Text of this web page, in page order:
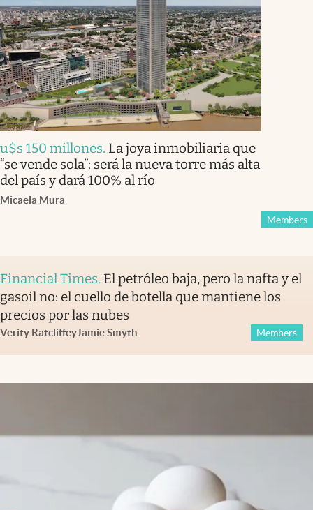
u$s 150 millones. La joya inmobiliaria que
“se vende sola”: será la nueva torre más alta
del país y dará 100% al río
Micaela Mura
Members
Financial Times. El petróleo baja, pero la nafta y el
gasoil no: el cuello de botella que mantiene los
precios por las nubes
Verity RatcliffeyJamie Smyth Members